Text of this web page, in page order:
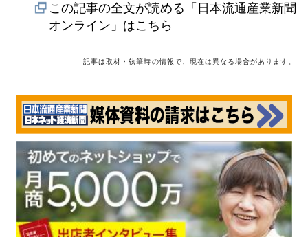
この記事の全文が読める「日本流通産業新聞
オンライン」はこちら
記事は取材・執筆時の情報で、現在は異なる場合があります。